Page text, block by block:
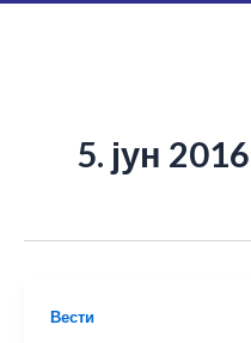
5. јун
Вести